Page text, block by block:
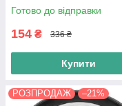
Готово до відправки
154 ₴ 336 ₴
Купити
РОЗПРОДАЖ –21%